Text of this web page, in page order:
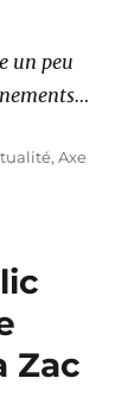
un peu
,Axe
Zac